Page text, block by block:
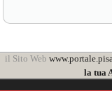
il Sito Web
la tua